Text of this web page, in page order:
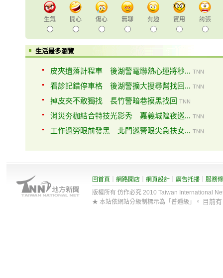
生氣 開心 傷心 無聊 有趣 實用 誇張
生活最多瀏覽
皮夾遺落計程車 後湖警電聯熱心運將秒... TNN
看診記錯停車格 後湖警擴大搜尋幫找回... TNN
掉皮夾不敢獨找 長竹警暗巷摸黑找回 TNN
消災夯枷結合特技光影秀 嘉義城隍夜巡... TNN
工作過勞眼前發黑 北門巡警眼尖急扶女... TNN
回首頁 網路開店 網頁設計 廣告托播
服務
版權所有 仿作必究 2010 Taiwan International
★ 本站依網站分級制標示為「普遍級」。
目前